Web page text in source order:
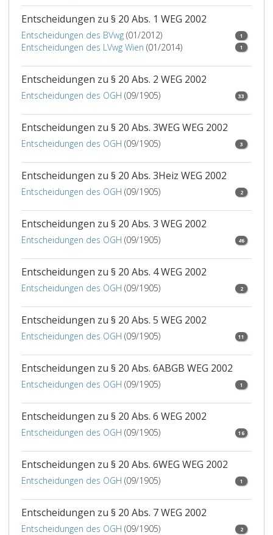
Entscheidungen zu § 20 Abs. 1 WEG 2002
Entscheidungen des BVwg (01/2012) 1
Entscheidungen des LVwg Wien (01/2014) 1
Entscheidungen zu § 20 Abs. 2 WEG 2002
Entscheidungen des OGH (09/1905) 33
Entscheidungen zu § 20 Abs. 3WEG WEG 2002
Entscheidungen des OGH (09/1905) 3
Entscheidungen zu § 20 Abs. 3Heiz WEG 2002
Entscheidungen des OGH (09/1905) 2
Entscheidungen zu § 20 Abs. 3 WEG 2002
Entscheidungen des OGH (09/1905) 46
Entscheidungen zu § 20 Abs. 4 WEG 2002
Entscheidungen des OGH (09/1905) 2
Entscheidungen zu § 20 Abs. 5 WEG 2002
Entscheidungen des OGH (09/1905) 11
Entscheidungen zu § 20 Abs. 6ABGB WEG 2002
Entscheidungen des OGH (09/1905) 1
Entscheidungen zu § 20 Abs. 6 WEG 2002
Entscheidungen des OGH (09/1905) 16
Entscheidungen zu § 20 Abs. 6WEG WEG 2002
Entscheidungen des OGH (09/1905) 1
Entscheidungen zu § 20 Abs. 7 WEG 2002
Entscheidungen des OGH (09/1905) 2